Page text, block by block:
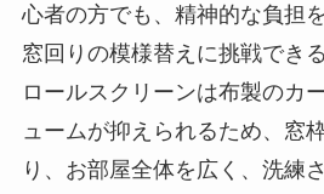
心者の方でも、精神的な負担
窓回りの模様替えに挑戦でき
ロールスクリーンは布製のカ
ュームが抑えられるため、窓
り、お部屋全体を広く、洗練